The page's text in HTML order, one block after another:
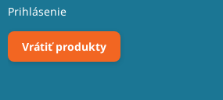
Prihlásenie
Vrátiť produkty